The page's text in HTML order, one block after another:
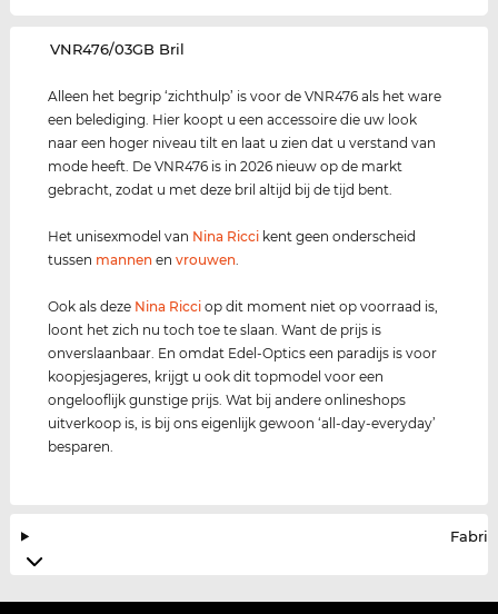
‌VNR476/03GB Bril
Alleen het begrip ‘zichthulp’ is voor de VNR476 als het ware
een belediging. Hier koopt u een accessoire die uw look
naar een hoger niveau tilt en laat u zien dat u verstand van
mode heeft. De VNR476 is in 2026 nieuw op de markt
gebracht, zodat u met deze bril altijd bij de tijd bent.
Het unisexmodel van Nina Ricci kent geen onderscheid
tussen mannen envrouwen
Ook als deze Nina Ricci op dit moment niet op voorraad is,
loont het zich nu toch toe te slaan. Want de prijs is
onverslaanbaar. En omdat Edel-Optics een paradijs is voor
koopjesjageres, krijgt u ook dit topmodel voor een
ongelooflijk gunstige prijs. Wat bij andere onlineshops
uitverkoop is, is bij ons eigenlijk gewoon ‘all-day-everyday’
besparen.